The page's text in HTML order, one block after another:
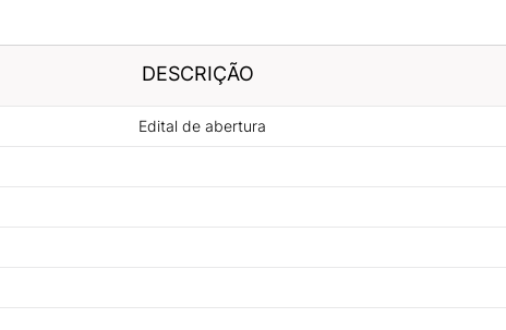
DESCRIÇÃO
Edital de abertura